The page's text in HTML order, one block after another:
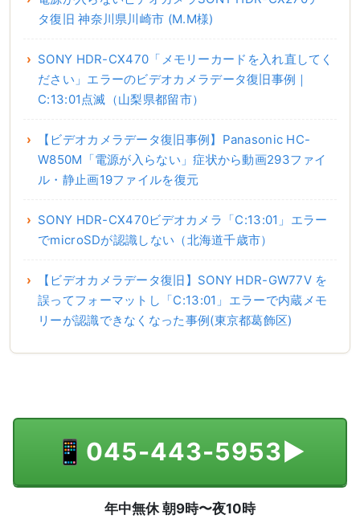
タ復旧 神奈川県川崎市 (M.M様)
SONY HDR-CX470「メモリーカードを入れ直してく
ださい」エラーのビデオカメラデータ復旧事例｜
C:13:01点滅（山梨県都留市）
【ビデオカメラデータ復旧事例】Panasonic HC-
W850M「電源が入らない」症状から動画293ファイ
ル・静止画19ファイルを復元
SONY HDR-CX470ビデオカメラ「C:13:01」エラー
でmicroSDが認識しない（北海道千歳市）
【ビデオカメラデータ復旧】SONY HDR-GW77V を
誤ってフォーマットし「C:13:01」エラーで内蔵メモ
リーが認識できなくなった事例(東京都葛飾区)
📱 045-443-5953▶
年中無休 朝9時〜夜10時